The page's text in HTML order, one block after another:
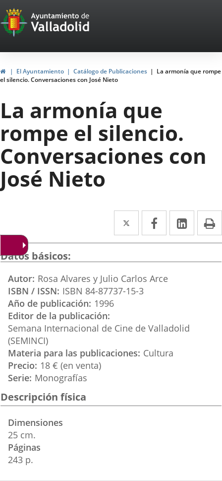
Portal
Web
del
Ayuntamiento
de
Valladolid
InicioEl Ayuntamiento Catálogo de Publicaciones
La armonía que rompe
el silencio. Conversaciones con José Nieto
La armonía que
rompe el silencio.
Conversaciones con
José Nieto
Twitter
Enlace
a
externa.
Facebook
Enlace
a
externa.
Enlace
a
Datos básicos
Autor Rosa Alvares y Julio Carlos Arce
ISBN / ISSN ISBN 84-87737-15-3
Año de publicación 1996
Editor de la publicación
Semana Internacional de Cine de Valladolid
(SEMINCI)
Materia para las publicaciones Cultura
Precio 18 € (en venta)
Serie Monografías
Descripción física
Dimensiones
25 cm.
Páginas
243 p.